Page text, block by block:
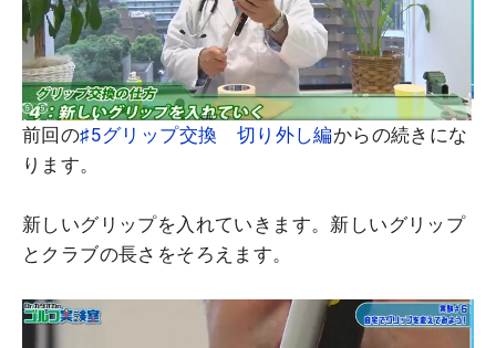
前回の♯5グリップ交換 切り外し編からの続きにな
ります。
新しいグリップを入れていきます。新しいグリップ
とクラブの長さをそろえます。